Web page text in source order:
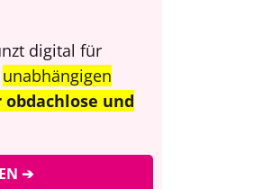
digital für
unabhängigen
und
➔